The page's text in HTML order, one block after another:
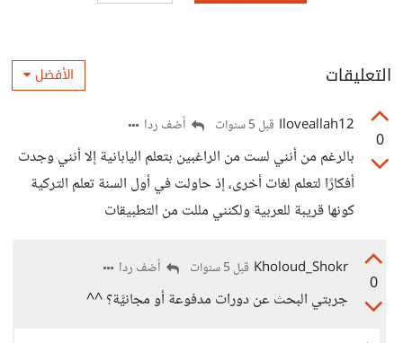
التعليقات الأفضل
0
Iloveallah12 قبل 5 سنوات أضف ردا
بالرغم من أنني لست من الراغبين بتعلم اليابانية إلا أنني وجدت
أفكارًا لتعلم لغات أخرى، إذ حاولت في أول السنة تعلم التركية
كونها قريبة للعربية ولكنني مللت من التطبيقات
0
Kholoud_Shokr قبل 5 سنوات أضف ردا
جربتي البحث عن دورات مدفوعة أو مجانيَّة؟ ^^